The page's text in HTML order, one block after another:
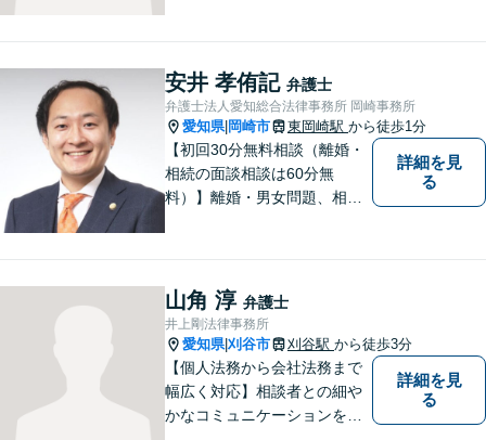
にこだわり，依頼者との「信
頼関係」を大切にしていま
す。
安井 孝侑記 弁護士
弁護士法人愛知総合法律事務所 岡崎事務所
愛知県| 岡崎市 東岡崎駅 から徒歩1分
【初回30分無料相談（離婚・
相続の面談相談は60分無
料）】離婚・男女問題、相
り。】【土日対応（要予
約）】
詳細を見
る
山角 淳 弁護士
井上剛法律事務所
愛知県|刈谷市 刈谷駅 から徒歩3分
【個人法務から会社法務まで
幅広く対応】相談者との細や
かなコミュニケーションを大
詳細を見
る